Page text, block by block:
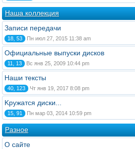
Наша коллекция
Записи передачи
18, 53 Пн июл 27, 2015 11:38 am
Официальные выпуски дисков
11, 13 Вс янв 25, 2009 10:44 pm
Наши тексты
40, 123 Чт янв 19, 2017 8:08 pm
Kружатся диски...
15, 91 Пн мар 03, 2014 10:59 pm
Разное
О сайте